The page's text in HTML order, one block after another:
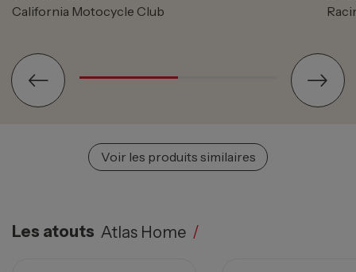
California Motocycle Club
Voir les produits similaires
Les atouts Atlas Home /